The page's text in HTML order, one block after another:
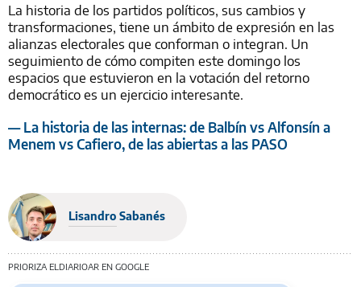
La historia de los partidos políticos, sus cambios y
transformaciones, tiene un ámbito de expresión en las
alianzas electorales que conforman o integran. Un
seguimiento de cómo compiten este domingo los
espacios que estuvieron en la votación del retorno
democrático es un ejercicio interesante.
— La historia de las internas: de Balbín vs Alfonsín a
Menem vs Cafiero, de las abiertas a las PASO
Lisandro Sabanés
PRIORIZA ELDIARIOAR EN GOOGLE